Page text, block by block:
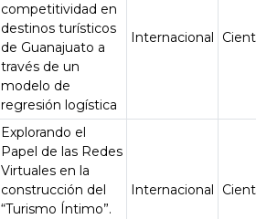
competitividad en
destinos turísticos
de Guanajuato a
través de un
modelo de
regresión logística
Internacional
Explorando el
Papel de las Redes
Virtuales en la
construcción del
“Turismo Íntimo”.
Internacional